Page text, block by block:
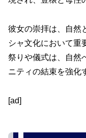
彼女の崇拝は、自然
シャ文化において重
祭りや儀式は、自然
ニティの結束を強化
[ad]